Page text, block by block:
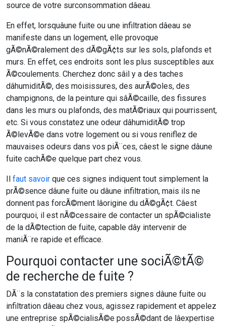
source de votre surconsommation dâeau.
En effet, lorsquâune fuite ou une infiltration dâeau se
manifeste dans un logement, elle provoque
gÃ©nÃ©ralement des dÃ©gÃ¢ts sur les sols, plafonds et
murs. En effet, ces endroits sont les plus susceptibles aux
Ã©coulements. Cherchez donc sâil y a des taches
dâhumiditÃ©, des moisissures, des aurÃ©oles, des
champignons, de la peinture qui sâÃ©caille, des fissures
dans les murs ou plafonds, des matÃ©riaux qui pourrissent,
etc. Si vous constatez une odeur dâhumiditÃ© trop
Ã©levÃ©e dans votre logement ou si vous reniflez de
mauvaises odeurs dans vos piÃ¨ces, câest le signe dâune
fuite cachÃ©e quelque part chez vous.
faut savoir que ces signes indiquent tout simplement la
prÃ©sence dâune fuite ou dâune infiltration, mais ils ne
donnent pas forcÃ©ment lâorigine du dÃ©gÃ¢t. Câest
pourquoi, il est nÃ©cessaire de contacter un spÃ©cialiste
de la dÃ©tection de fuite, capable dây intervenir de
maniÃ¨re rapide et efficace.
Pourquoi contacter une sociÃ©tÃ©
de recherche de fuite ?
DÃ¨s la constatation des premiers signes dâune fuite ou
infiltration dâeau chez vous, agissez rapidement et appelez
une entreprise spÃ©cialisÃ©e possÃ©dant de lâexpertise